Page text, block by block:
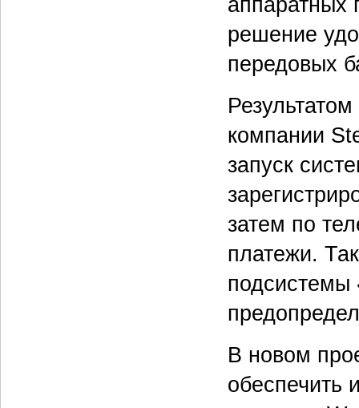
аппаратных
решение
передовых
компании
запуск
затем по
платежи.
подсистемы
В новом
обеспечить